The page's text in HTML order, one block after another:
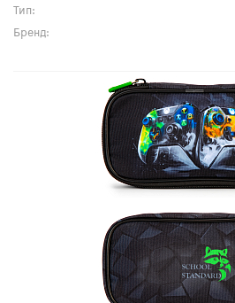
Тип:
Бренд: